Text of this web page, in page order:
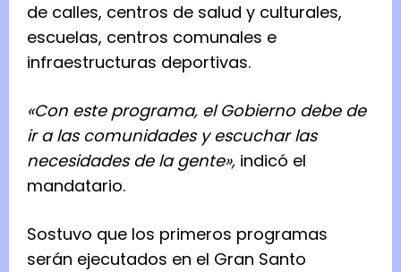
de calles, centros de salud y culturales,
escuelas, centros comunales e
infraestructuras deportivas.
«Con este programa, el Gobierno debe de
ir a las comunidades y escuchar las
necesidades de la gente», indicó el
mandatario.
Sostuvo que los primeros programas
serán ejecutados en el Gran Santo